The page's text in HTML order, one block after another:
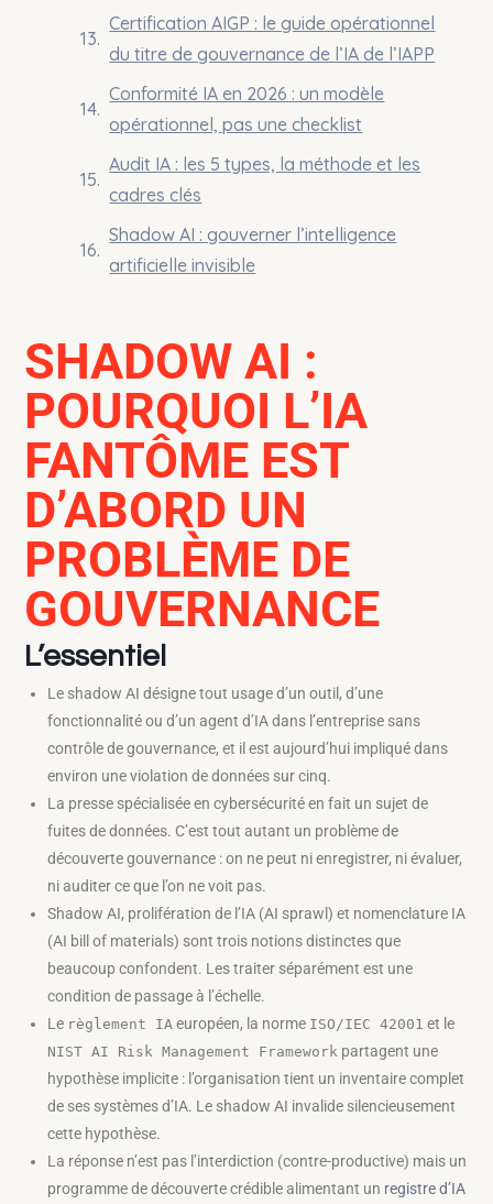
Certification AIGP : le guide opérationnel
du titre de gouvernance de l’IA de l’IAPP
Conformité IA en 2026 : un modèle
opérationnel, pas une checklist
Audit IA : les 5 types, la méthode et les
cadres clés
Shadow AI : gouverner l’intelligence
artificielle invisible
SHADOW AI :
POURQUOI L’IA
FANTÔME EST
D’ABORD UN
PROBLÈME DE
GOUVERNANCE
L’essentiel
Le shadow AI désigne tout usage d’un outil, d’une
fonctionnalité ou d’un agent d’IA dans l’entreprise sans
contrôle de gouvernance, et il est aujourd’hui impliqué dans
environ une violation de données sur cinq.
La presse spécialisée en cybersécurité en fait un sujet de
fuites de données. C’est tout autant un problème de
découverte gouvernance : on ne peut ni enregistrer, ni évaluer,
ni auditer ce que l’on ne voit pas.
Shadow AI, prolifération de l’IA (AI sprawl) et nomenclature IA
(AI bill of materials) sont trois notions distinctes que
beaucoup confondent. Les traiter séparément est une
condition de passage à l’échelle.
Le règlement IA européen, la norme ISO/IEC 42001 et le
NIST AI Risk Management Framework partagent une
hypothèse implicite : l’organisation tient un inventaire complet
de ses systèmes d’IA. Le shadow AI invalide silencieusement
cette hypothèse.
La réponse n’est pas l’interdiction (contre-productive) mais un
programme de découverte crédible alimentant un registre d’IA